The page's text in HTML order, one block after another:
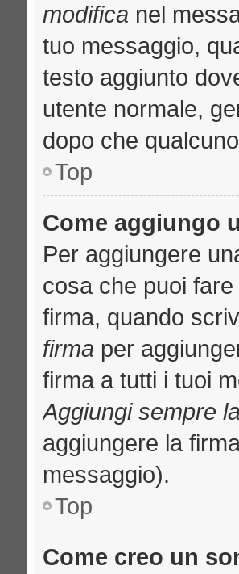
modifica nel
tuo messaggio,
testo aggiunto
utente normale,
dopo che
Top
Come aggiungo
Per aggiungere
cosa che puoi
firma, quando
firma per
firma a tutti i tuoi
Aggiungi sempre
aggiungere la
messaggio).
Top
Come creo un